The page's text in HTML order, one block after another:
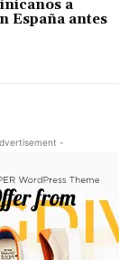
a
España antes
-